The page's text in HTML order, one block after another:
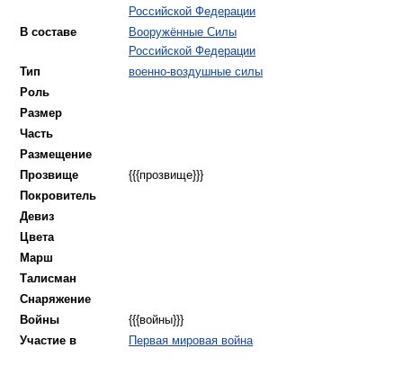
Российской Федерации
В составе
Вооружённые Силы
Российской Федерации
Тип
военно-воздушные силы
Роль
Размер
Часть
Pазмещение
Прозвище
{{{прозвище}}}
Покровитель
Девиз
Цвета
Марш
Талисман
Снаряжение
Войны
{{{войны}}}
Участие в
Первая мировая война